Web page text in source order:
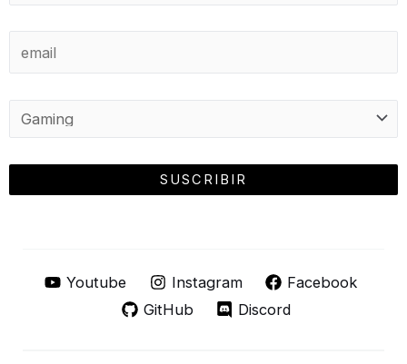
Youtube Instagram
Facebook
GitHub
Discord